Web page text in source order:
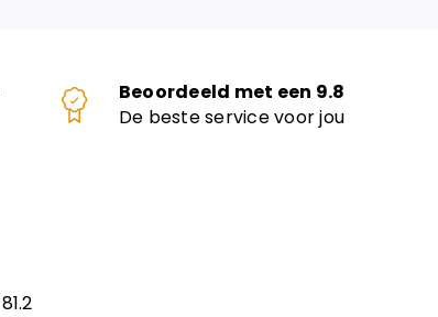
Beoordeeld met een 9.8
De beste service voor jou
81.2